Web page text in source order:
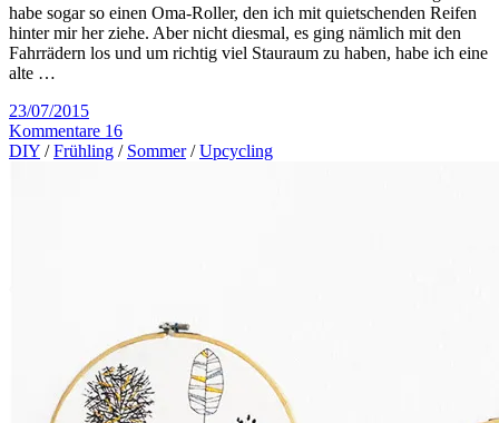
habe sogar so einen Oma-Roller, den ich mit quietschenden Reifen
hinter mir her ziehe. Aber nicht diesmal, es ging nämlich mit den
Fahrrädern los und um richtig viel Stauraum zu haben, habe ich eine
alte …
23/07/2015
Kommentare 16
DIY /Frühling / Sommer/Upcycling